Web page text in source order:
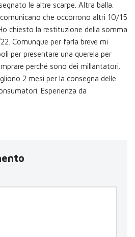
le altre scarpe. Altra balla.
che occorrono altri 10/15
chiesto la restituzione della somma
Comunque per farla breve mi
per presentare una querela per
perché sono dei millantatori.
2 mesi per la consegna delle
Esperienza da